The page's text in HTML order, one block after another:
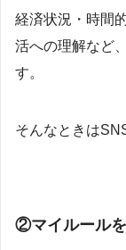
経済状況・時間
活への理解など
す。
そんなときは
②マイルール